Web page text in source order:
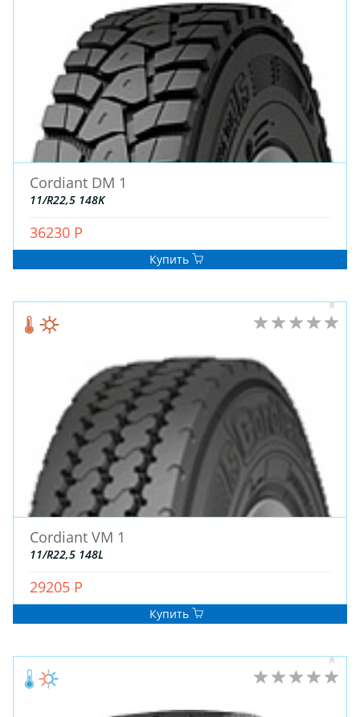
ЛЕТНИЕ
ДЛЯ СПЕЦТЕХНИКИ
ДЛЯ ГРУЗОВЫХ АВТО
ДЛЯ ГРУЗОВЫХ АВТО
ДЛЯ ЛЕГКОВЫХ АВТО
ШИНЫ
ДИСКИ
Cordiant DM 1
11/R22,5 148K
36230 Р
Купить
Cordiant VM 1
11/R22,5 148L
29205 Р
Купить